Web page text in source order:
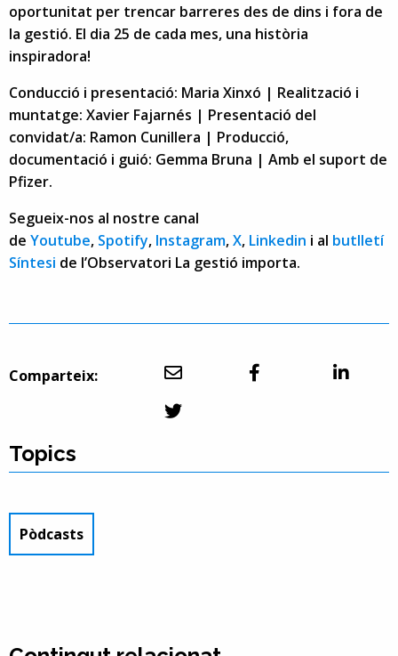
oportunitat per trencar barreres des de dins i fora de
la gestió. El dia 25 de cada mes, una història
inspiradora!
Conducció i presentació: Maria Xinxó | Realització i
muntatge: Xavier Fajarnés | Presentació del
convidat/a: Ramon Cunillera | Producció,
documentació i guió: Gemma Bruna | Amb el suport de
Pfizer.
Segueix-nos al nostre canal
de Youtube, Spotify, Instagram,X, Linkedin i al butlletí
Síntesi de l’Observatori La gestió importa.
Comparteix:
Topics
Pòdcasts